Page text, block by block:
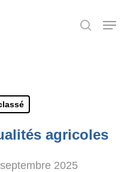
search
Menu
agricoles
2025